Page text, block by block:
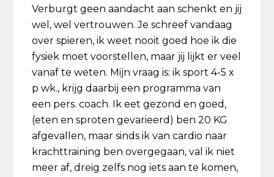
Verburgt geen aandacht aan schenkt en jij
wel, wel vertrouwen. Je schreef vandaag
over spieren, ik weet nooit goed hoe ik die
fysiek moet voorstellen, maar jij lijkt er veel
vanaf te weten. Mijn vraag is: ik sport 4-5 x
p wk., krijg daarbij een programma van
een pers. coach. Ik eet gezond en goed,
(eten en sproten gevarieerd) ben 20 KG
afgevallen, maar sinds ik van cardio naar
krachttraining ben overgegaan, val ik niet
meer af, dreig zelfs nog iets aan te komen,